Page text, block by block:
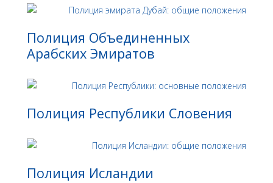
Полиция Объединенных
Арабских Эмиратов
Полиция Республики Словения
Полиция Исландии